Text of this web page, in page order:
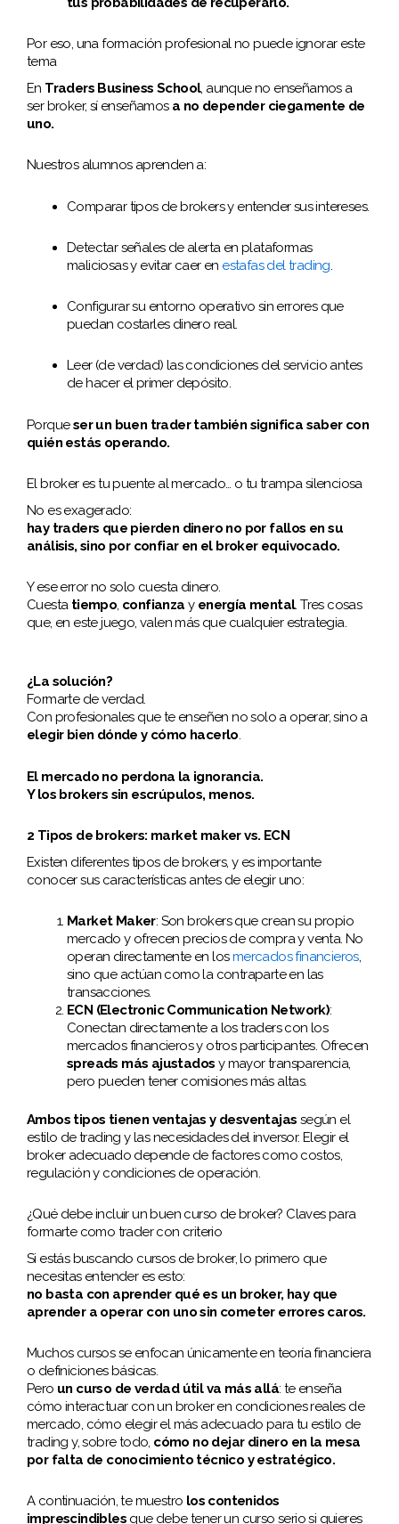
Por eso, una formación profesional no puede ignorar este
tema
En Traders Business School, aunque no enseñamos a
ser broker, sí enseñamos a no depender ciegamente de
uno.
Nuestros alumnos aprenden a:
Comparar tipos de brokers y entender sus intereses.
Detectar señales de alerta en plataformas
maliciosas y evitar caer en estafas del trading.
Configurar su entorno operativo sin errores que
puedan costarles dinero real.
Leer (de verdad) las condiciones del servicio antes
de hacer el primer depósito.
Porqueser un buen trader también significa saber con
quién estás operando.
El broker es tu puente al mercado… o tu trampa silenciosa
No es exagerado:
hay traders que pierden dinero no por fallos en su
análisis, sino por confiar en el broker equivocado.
Y ese error no solo cuesta dinero.
Cuesta tiempo, confianza y energía mental. Tres cosas
que, en este juego, valen más que cualquier estrategia.
¿La solución?
Formarte de verdad.
Con profesionales que te enseñen no solo a operar, sino a
elegir bien dónde y cómo hacerlo.
El mercado no perdona la ignorancia.
Y los brokers sin escrúpulos, menos.
2 Tipos de brokers: market maker vs. ECN
Existen diferentes tipos de brokers, y es importante
conocer sus características antes de elegir uno:
Market Maker: Son brokers que crean su propio
mercado y ofrecen precios de compra y venta. No
operan directamente en losmercados financieros,
sino que actúan como la contraparte en las
transacciones.
ECN (Electronic Communication Network):
Conectan directamente a los traders con los
mercados financieros y otros participantes. Ofrecen
spreads más ajustados y mayor transparencia,
pero pueden tener comisiones más altas.
Ambos tipos tienen ventajas y desventajas según el
estilo de trading y las necesidades del inversor. Elegir el
broker adecuado depende de factores como costos,
regulación y condiciones de operación.
¿Qué debe incluir un buen curso de broker? Claves para
formarte como trader con criterio
Si estás buscando cursos de broker, lo primero que
necesitas entender es esto:
no basta con aprender qué es un broker, hay que
aprender a operar con uno sin cometer errores caros.
Muchos cursos se enfocan únicamente en teoría financiera
o definiciones básicas.
Pero un curso de verdad útil va más allá: te enseña
cómo interactuar con un broker en condiciones reales de
mercado, cómo elegir el más adecuado para tu estilo de
trading y, sobre todo, cómo no dejar dinero en la mesa
por falta de conocimiento técnico y estratégico.
A continuación, te muestro los contenidos
imprescindibles que debe tener un curso serio si quieres